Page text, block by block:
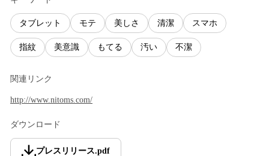
タブレット モテ 美しさ 清潔 スマホ
指紋 美意識 もてる 汚い 不潔
関連リンク
http://www.nitoms.com/
ダウンロード
プレスリリース.pdf